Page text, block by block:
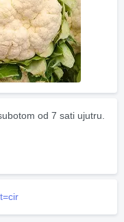
od 7 sati ujutru.